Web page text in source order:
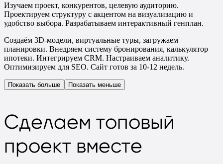
Изучаем проект, конкурентов, целевую аудиторию.
Проектируем структуру с акцентом на визуализацию и
удобство выбора. Разрабатываем интерактивный генплан.
Создаём 3D-модели, виртуальные туры, загружаем
планировки. Внедряем систему бронирования, калькулятор
ипотеки. Интегрируем CRM. Настраиваем аналитику.
Оптимизируем для SEO. Сайт готов за 10-12 недель.
Показать больше Показать меньше
Сделаем топовый
проект вместе